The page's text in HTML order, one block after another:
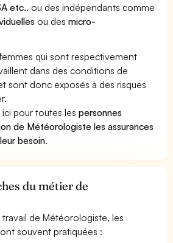
etc.. ou des indépendants comme
ou desmicro-
qui sont respectivement
dans des conditions de
sont donc exposés à des risques
ici pour toutes lespersonnes
de Météorologiste les assurances
besoin.
du métier de
de Météorologiste, les
souvent pratiquées :